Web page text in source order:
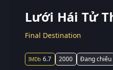
Lưới Hái Tử
Final Destination
6.7 2000 Đang chiếu